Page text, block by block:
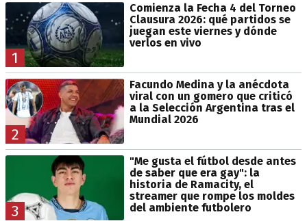
1
Comienza la Fecha 4 del Torneo
Clausura 2026: qué partidos se
juegan este viernes y dónde
verlos en vivo
2
Facundo Medina y la anécdota
viral con un gomero que criticó
a la Selección Argentina tras el
Mundial 2026
3
"Me gusta el fútbol desde antes
de saber que era gay": la
historia de Ramacity, el
streamer que rompe los moldes
del ambiente futbolero